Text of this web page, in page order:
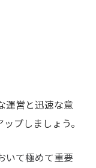
運営と迅速な意
プしましょう。
いて極めて重要